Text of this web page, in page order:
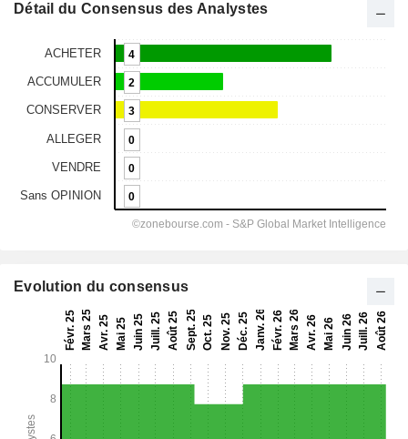
Détail du Consensus des Analystes
Evolution du consensus